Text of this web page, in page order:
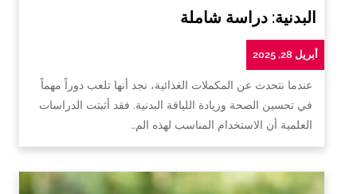
البدنية: دراسة شاملة
أبريل 28, 2025
عندما نتحدث عن المكملات الغذائية، نجد أنها تلعب دوراً مهماً
في تحسين الصحة وزيادة اللياقة البدنية. فقد أثبتت الدراسات
العلمية أن الاستخدام المناسب لهذه الم…